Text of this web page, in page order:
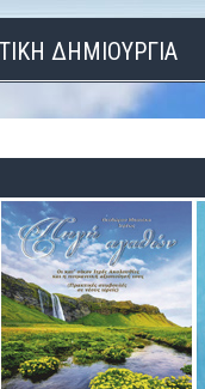
ΔΗΜΙΟΥΡΓΙΑ